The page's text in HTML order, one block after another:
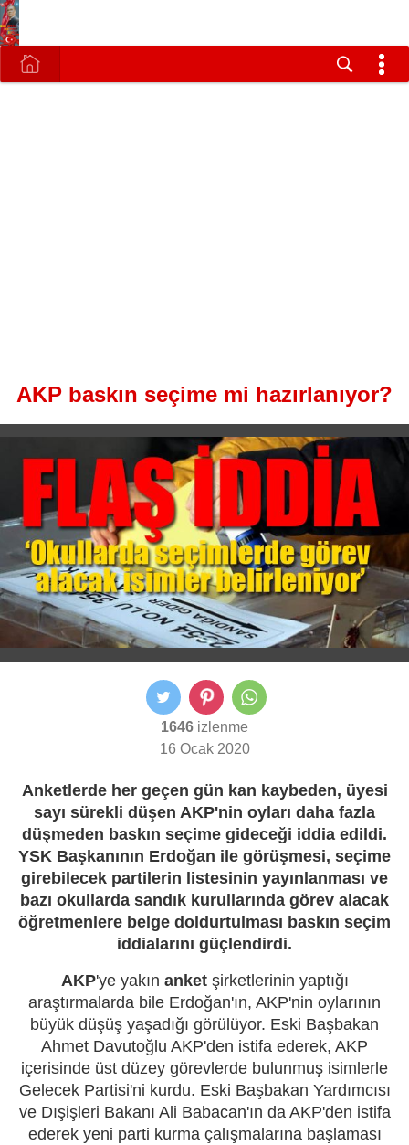
AKP baskın seçime mi hazırlanıyor?
1646 izlenme
16 Ocak 2020
Anketlerde her geçen gün kan kaybeden, üyesi
sayı sürekli düşen AKP'nin oyları daha fazla
düşmeden baskın seçime gideceği iddia edildi.
YSK Başkanının Erdoğan ile görüşmesi, seçime
girebilecek partilerin listesinin yayınlanması ve
bazı okullarda sandık kurullarında görev alacak
öğretmenlere belge doldurtulması baskın seçim
iddialarını güçlendirdi.
AKP'ye yakın anketşirketlerinin yaptığı
araştırmalarda bile Erdoğan'ın, AKP'nin oylarının
büyük düşüş yaşadığı görülüyor. Eski Başbakan
Ahmet Davutoğlu AKP'den istifa ederek, AKP
içerisinde üst düzey görevlerde bulunmuş isimlerle
Gelecek Partisi'ni kurdu. Eski Başbakan Yardımcısı
ve Dışişleri Bakanı Ali Babacan'ın da AKP'den istifa
ederek yeni parti kurma çalışmalarına başlaması